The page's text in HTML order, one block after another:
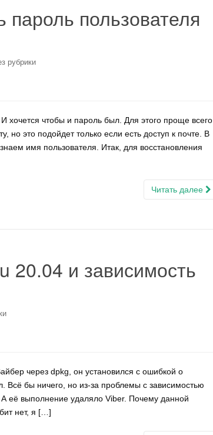
пароль пользователя
рубрики
хочется чтобы и пароль был. Для этого проще всего
но это подойдет только если есть доступ к почте. В
имя пользователя. Итак, для восстановления
Читать далее
20.04 и зависимость
через dpkg, он установился с ошибкой о
Всё бы ничего, но из-за проблемы с зависимостью
её выполнение удаляло Viber. Почему данной
нет, я […]